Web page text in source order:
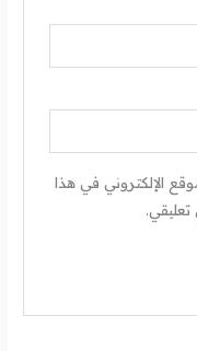
الإلكتروني في هذا